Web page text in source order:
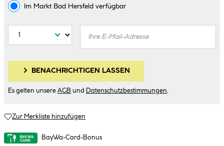
Im Markt Bad Hersfeld verfügbar
BENACHRICHTIGEN LASSEN
Es gelten unsere AGB und Datenschutzbestimmungen
Zur Merkliste hinzufügen
BayWa-Card-Bonus